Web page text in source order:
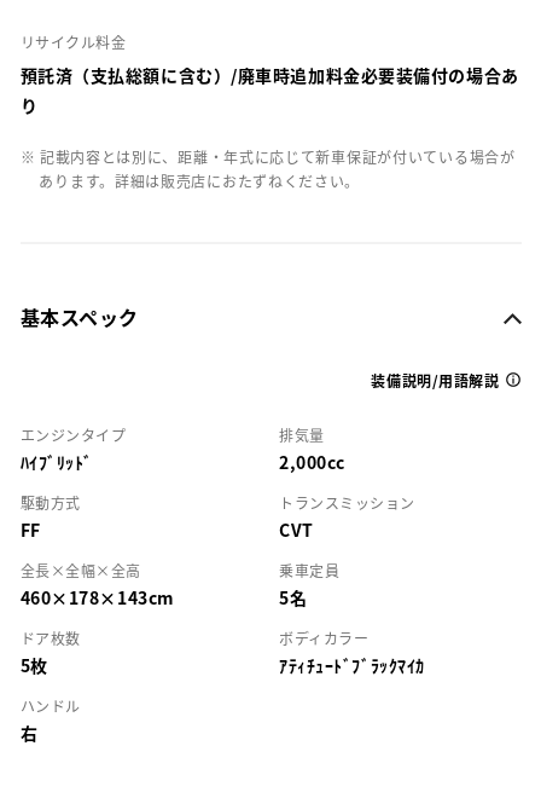
リサイクル料金
預託済（支払総額に含む）/廃車時追加料金必要装備付の場合あ
り
※ 記載内容とは別に、距離・年式に応じて新車保証が付いている場合が
あります。詳細は販売店におたずねください。
基本スペック
装備説明/用語解説
エンジンタイプ
ﾊｲﾌﾞﾘｯﾄﾞ
排気量
2,000cc
駆動方式
FF
トランスミッション
CVT
全長×全幅×全高
460×178×143cm
乗車定員
5名
ドア枚数
5枚
ボディカラー
ｱﾃｨﾁｭｰﾄﾞﾌﾞﾗｯｸﾏｲｶ
ハンドル
右